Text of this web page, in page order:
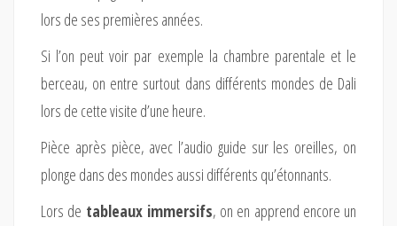
lors de ses premières années.
Si l’on peut voir par exemple la chambre parentale et le
berceau, on entre surtout dans différents mondes de Dali
lors de cette visite d’une heure.
Pièce après pièce, avec l’audio guide sur les oreilles, on
plonge dans des mondes aussi différents qu’étonnants.
Lors de tableaux immersifs, on en apprend encore un